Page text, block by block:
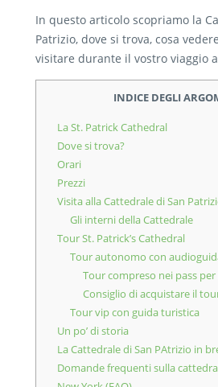
In questo articolo scopriamo la
Patrizio, dove si trova, cosa
visitare durante il vostro viaggio
INDICE DEGLI
La St. Patrick Cathedral
Dove si trova?
Orari
Prezzi
Visita alla Cattedrale di San
Gli interni della Cattedrale
Tour St. Patrick’s Cathedral
Tour autonomo con
Tour compreso nei pass per
Consiglio di acquistare il
Tour vip con guida turistica
Un po’ di storia
La Cattedrale di San PAtrizio in
Domande frequenti sulla